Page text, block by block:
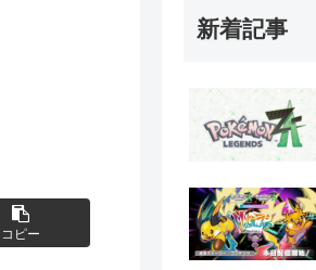
コピー
新着記事